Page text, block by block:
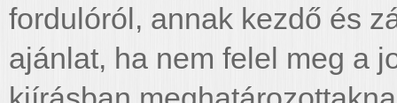
fordulóról, annak kezdő és
ajánlat, ha nem felel meg a